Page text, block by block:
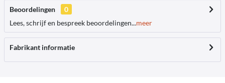
Beoordelingen
0
Lees, schrijf en bespreek beoordelingen...meer
Fabrikant informatie